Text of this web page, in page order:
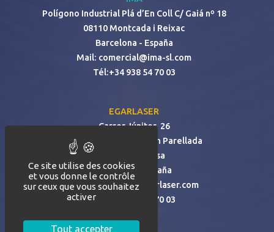
Polígono Industrial Plá d’En Coll C/ Gaiá nº 18
08110 Montcada i Reixac
Barcelona - España
Mail: comercial@ima-sl.com
Tél:+34 938 54 70 03
EGARLASER
Carrer Júpiter, 26
Polígon Industrial - Can Parellada
08228 Terrassa
Barcelona -España
Mail:egarlaser@egarlaser.com
Tél:
+34 938 54 70 03
Ce site utilise des cookies
et vous donne le contrôle
sur ceux que vous souhaitez
activer
Tout accepter